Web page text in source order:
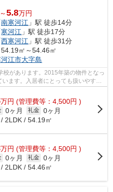
5.8万円
南寒河江 」駅 徒歩14分
寒河江 」駅 徒歩17分
西寒河江 」駅 徒歩31分
㎡～54.46㎡
河江市大字島
があります。2015年築の物件となっ
ます。入居者にとっても扱いやすい
万円 (管理費等：4,500円 )
0ヶ月 礼金 0ヶ月
2LDK / 54.19㎡
万円 (管理費等：4,500円 )
0ヶ月 礼金 0ヶ月
2LDK / 54.46㎡